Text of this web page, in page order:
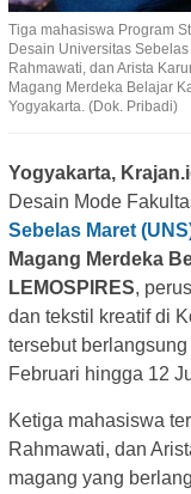
Tiga mahasiswa Program
Desain Universitas
Rahmawati, dan Arista
Magang Merdeka Belajar
Yogyakarta. (Dok. Pribadi)
Yogyakarta,
Desain Mode
Sebelas Maret
Magang Merdeka
LEMOSPIRES,
dan tekstil kreatif di
tersebut
Februari hingga 12
Ketiga mahasiswa
Rahmawati, dan
magang yang